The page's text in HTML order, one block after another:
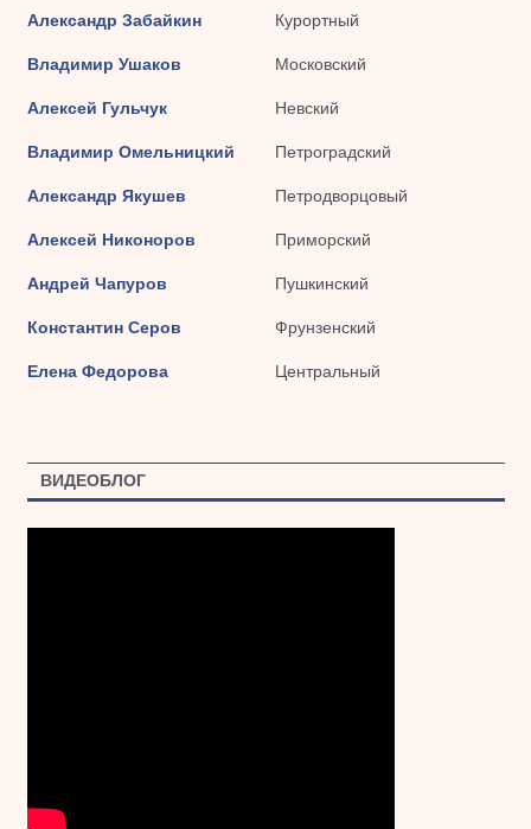
Александр Забайкин Курортный
Владимир Ушаков Московский
Алексей Гульчук Невский
Владимир Омельницкий Петроградский
Александр Якушев Петродворцовый
Алексей Никоноров Приморский
Андрей Чапуров Пушкинский
Константин Серов Фрунзенский
Елена Федорова Центральный
ВИДЕОБЛОГ